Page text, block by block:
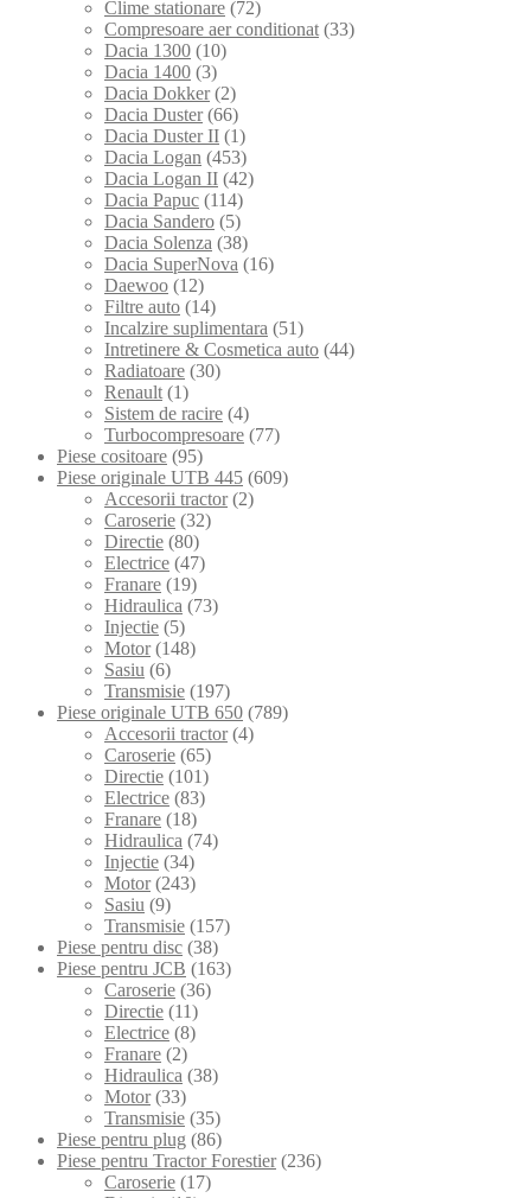
Clime stationare (72)
Compresoare aer conditionat (33)
Dacia 1300 (10)
Dacia 1400 (3)
Dacia Dokker (2)
Dacia Duster (66)
Dacia Duster II (1)
Dacia Logan (453)
Dacia Logan II (42)
Dacia Papuc (114)
Dacia Sandero (5)
Dacia Solenza (38)
Dacia SuperNova (16)
Daewoo (12)
Filtre auto (14)
Incalzire suplimentara (51)
Intretinere & Cosmetica auto (44)
Radiatoare (30)
Renault (1)
Sistem de racire (4)
Turbocompresoare (77)
Piese cositoare (95)
Piese originale UTB 445 (609)
Accesorii tractor (2)
Caroserie (32)
Directie (80)
Electrice (47)
Franare (19)
Hidraulica (73)
Injectie (5)
Motor (148)
Sasiu (6)
Transmisie (197)
Piese originale UTB 650 (789)
Accesorii tractor (4)
Caroserie (65)
Directie (101)
Electrice (83)
Franare (18)
Hidraulica (74)
Injectie (34)
Motor (243)
Sasiu (9)
Transmisie (157)
Piese pentru disc (38)
Piese pentru JCB (163)
Caroserie (36)
Directie (11)
Electrice (8)
Franare (2)
Hidraulica (38)
Motor (33)
Transmisie (35)
Piese pentru plug (86)
Piese pentru Tractor Forestier (236)
Caroserie (17)